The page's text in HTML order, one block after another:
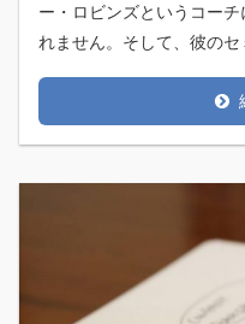
ー・ロビンズというコー
れません。そして、彼の